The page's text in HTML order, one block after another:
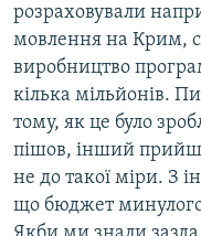
розраховували
мовлення на Крим,
виробництво
кілька мільйонів.
тому, як це було
пішов, інший
не до такої міри. З
що бюджет минулого